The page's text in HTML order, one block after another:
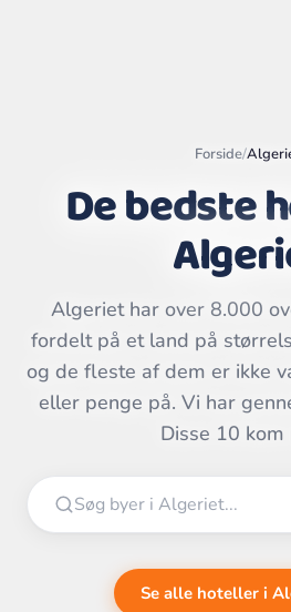
Leaflet
OpenStreetMap
contributors | ©
Forside/
De bedste
Algeriet har over 8.000
fordelt på et land på
og de fleste af dem er ikke
eller penge på. Vi har
Disse 10 kom
Se alle hoteller i